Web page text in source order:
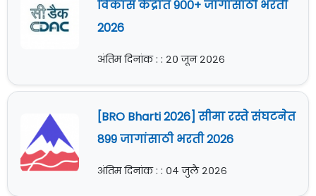
विकास केंद्रात 900+ जागांसाठी भरती
2026
अंतिम दिनांक : : २० जून २०२६
[BRO Bharti 2026] सीमा रस्ते संघटनेत
899 जागांसाठी भरती 2026
अंतिम दिनांक : : ०४ जुलै २०२६